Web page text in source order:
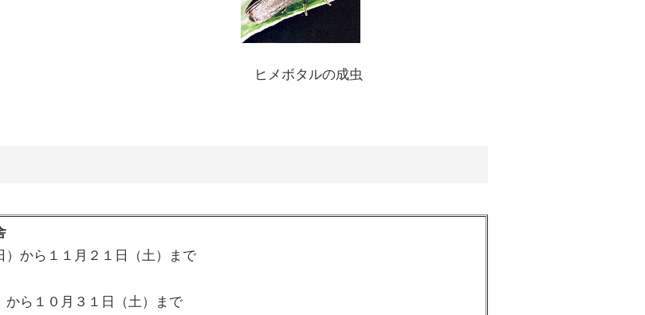
ヒメボタルの成虫
から１１月２１日（土）まで
ら１０月３１日（土）まで